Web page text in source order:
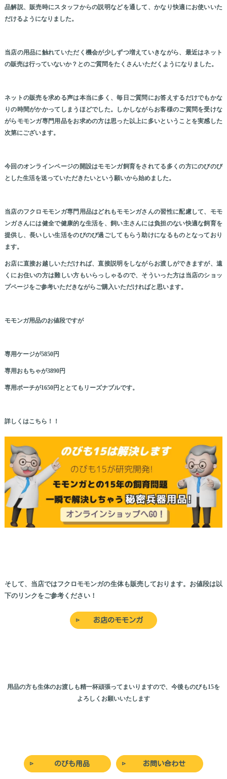
品解説、販売時にスタッフからの説明などを通して、かなり快適にお使いいた
だけるようになりました。
当店の用品に触れていただく機会が少しずつ増えていきながら、最近はネット
の販売は行っていないか？とのご質問をたくさんいただくようになりました。
ネットの販売を求める声は本当に多く、毎日ご質問にお答えするだけでもかな
りの時間がかかってしまうほどでした。しかしながらお客様のご質問を受けな
がらモモンガ専門用品をお求めの方は思った以上に多いということを実感した
次第にございます。
今回のオンラインページの開設はモモンガ飼育をされてる多くの方にのびのび
とした生活を送っていただきたいという願いから始めました。
当店のフクロモモンガ専門用品はどれもモモンガさんの習性に配慮して、モモ
ンガさんには健全で健康的な生活を、飼い主さんには負担のない快適な飼育を
提供し、長いしい生活をのびのび過ごしてもらう助けになるものとなっており
ます。
お店に直接お越しいただければ、直接説明をしながらお渡しができますが、遠
くにお住いの方は難しい方もいらっしゃるので、そういった方は当店のショッ
プページをご参考いただきながらご購入いただければと思います。
モモンガ用品のお値段ですが
専用ケージが5850円
専用おもちゃが3890円
専用ポーチが1650円ととてもリーズナブルです。
詳しくはこちら！！
そして、当店ではフクロモモンガの生体も販売しております。お値段は以
下のリンクをご参考ください！
お店のモモンガ
用品の方も生体のお渡しも精一杯頑張ってまいりますので、今後ものびも15を
よろしくお願いいたします
のびも用品 お問い合わせ